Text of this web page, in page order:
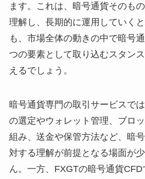
ます。これは、暗号通貨そのも
理解し、長期的に運用していく
も、市場全体の動きの中で暗号
つの要素として取り込むスタン
えるでしょう。
暗号通貨専門の取引サービスで
の選定やウォレット管理、ブロ
組み、送金や保管方法など、暗
対する理解が前提となる場面が
ん。一方、FXGTの暗号通貨